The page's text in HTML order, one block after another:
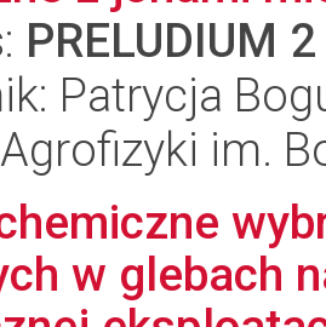
PRELUDIUM 2
Patrycja
im.
w glebach